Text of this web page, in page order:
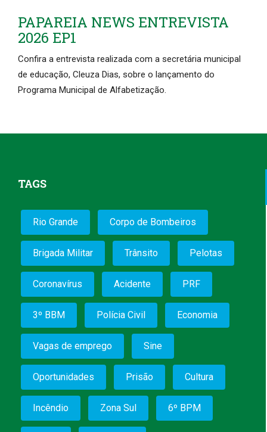
PAPAREIA NEWS ENTREVISTA
2026 EP1
Confira a entrevista realizada com a secretária municipal
de educação, Cleuza Dias, sobre o lançamento do
Programa Municipal de Alfabetização.
TAGS
Rio Grande Corpo de Bombeiros
Brigada Militar Trânsito Pelotas
Coronavírus Acidente PRF
3º BBM Polícia Civil Economia
Vagas de emprego Sine
Oportunidades Prisão Cultura
Incêndio Zona Sul 6º BPM